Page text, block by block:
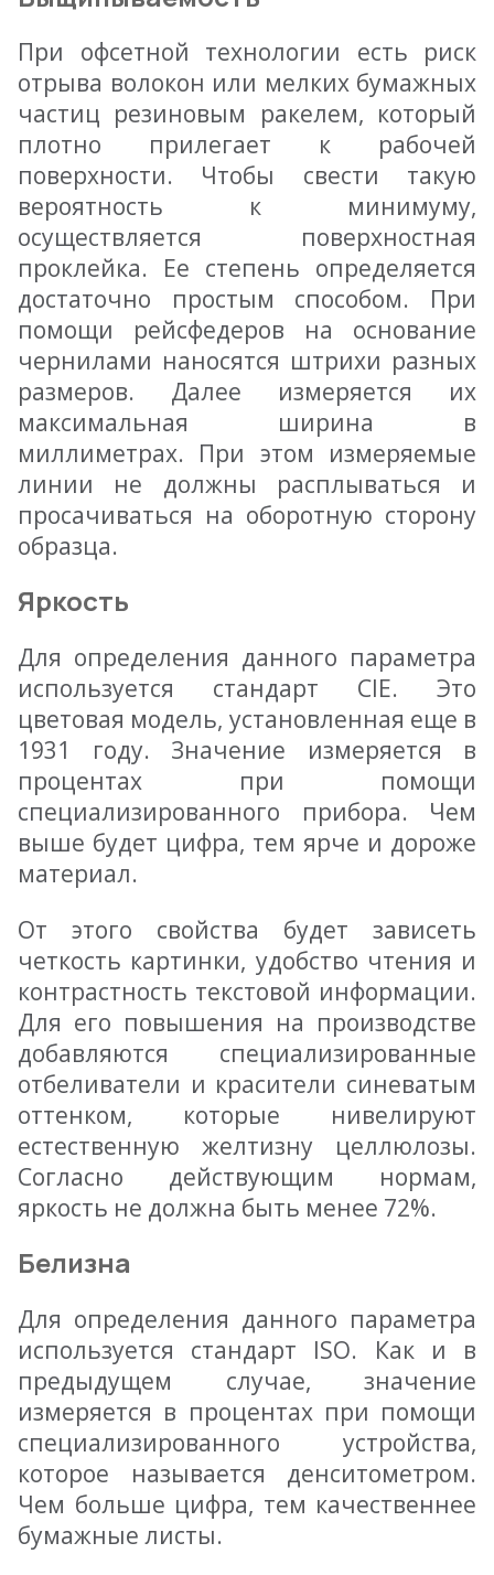
При офсетной технологии есть риск
отрыва волокон или мелких бумажных
частиц резиновым ракелем, который
плотно прилегает к рабочей
поверхности. Чтобы свести такую
вероятность к минимуму,
осуществляется поверхностная
проклейка. Ее степень определяется
достаточно простым способом. При
помощи рейсфедеров на основание
чернилами наносятся штрихи разных
размеров. Далее измеряется их
максимальная ширина в
миллиметрах. При этом измеряемые
линии не должны расплываться и
просачиваться на оборотную сторону
образца.
Яркость
Для определения данного параметра
используется стандарт CIE. Это
цветовая модель, установленная еще в
1931 году. Значение измеряется в
процентах при помощи
специализированного прибора. Чем
выше будет цифра, тем ярче и дороже
материал.
От этого свойства будет зависеть
четкость картинки, удобство чтения и
контрастность текстовой информации.
Для его повышения на производстве
добавляются специализированные
отбеливатели и красители синеватым
оттенком, которые нивелируют
естественную желтизну целлюлозы.
Согласно действующим нормам,
яркость не должна быть менее 72%.
Белизна
Для определения данного параметра
используется стандарт ISO. Как и в
предыдущем случае, значение
измеряется в процентах при помощи
специализированного устройства,
которое называется денситометром.
Чем больше цифра, тем качественнее
бумажные листы.